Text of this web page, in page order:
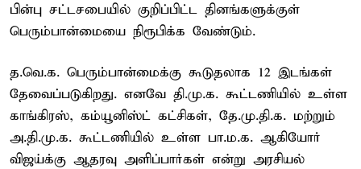
பின்பு சட்டசபையில் குறிப்பிட்ட தினங்களுக்குள்
பெரும்பான்மையை நிரூபிக்க வேண்டும்.
த.வெ.க. பெரும்பான்மைக்கு கூடுதலாக 12 இடங்கள்
தேவைப்படுகிறது. எனவே தி.மு.க. கூட்டணியில் உள்ள
காங்கிரஸ், கம்யூனிஸ்ட் கட்சிகள், தே.மு.தி.க. மற்றும்
அ.தி.மு.க. கூட்டணியில் உள்ள பா.ம.க. ஆகியோர்
விஜய்க்கு ஆதரவு அளிப்பார்கள் என்று அரசியல்